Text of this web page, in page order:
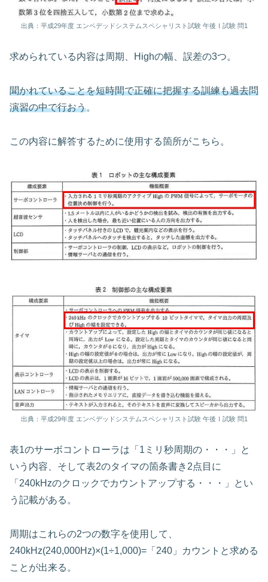
出典：平成29年度 エンベデッドシステムスペシャリスト試験 午後Ⅰ試験 問1
求められている内容は周期、Highの幅、誤差の3つ。
聞かれていることを短時間で正確に把握する訓練も過去問
演習の中で行おう。
この内容に解答するために使用する箇所がこちら。
出典：平成29年度 エンベデッドシステムスペシャリスト試験 午後Ⅰ試験 問1
表1のサーボコントローラは「1ミリ秒周期の・・・」と
いう内容、そして表2のタイマの箇条書き2点目に
「240kHzのクロックでカウントアップする・・・」とい
う記載がある。
周期はこれらの2つの数字を使用して、
240kHz(240,000Hz)×(1÷1,000)=「240」カウントと求める
ことが出来る。